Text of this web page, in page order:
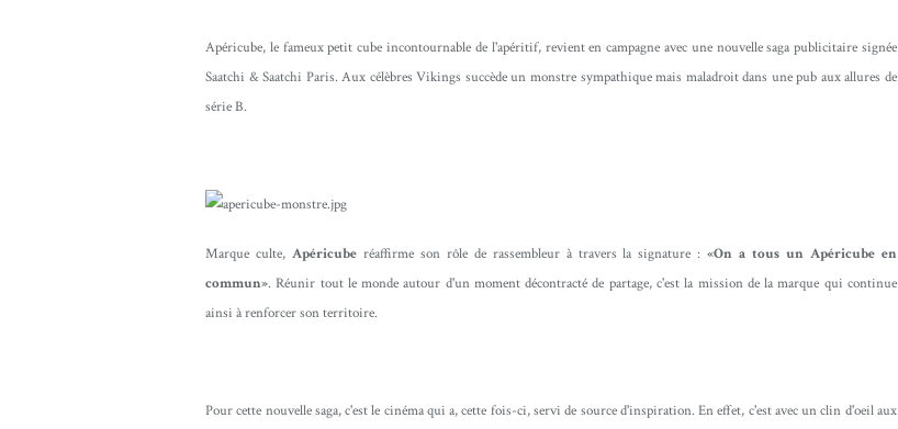
Apéricube, le fameux petit cube incontournable de l'apéritif, revient en campagne avec une nouvelle saga publicitaire signée
Saatchi & Saatchi Paris. Aux célèbres Vikings succède un monstre sympathique mais maladroit dans une pub aux allures de
série B.
Marque culte, Apéricube réaffirme son rôle de rassembleur à travers la signature :«On a tous un Apéricube en
commun». Réunir tout le monde autour d'un moment décontracté de partage, c'est la mission de la marque qui continue
ainsi à renforcer son territoire.
Pour cette nouvelle saga, c'est le cinéma qui a, cette fois-ci, servi de source d'inspiration. En effet, c'est avec un clin d'oeil aux